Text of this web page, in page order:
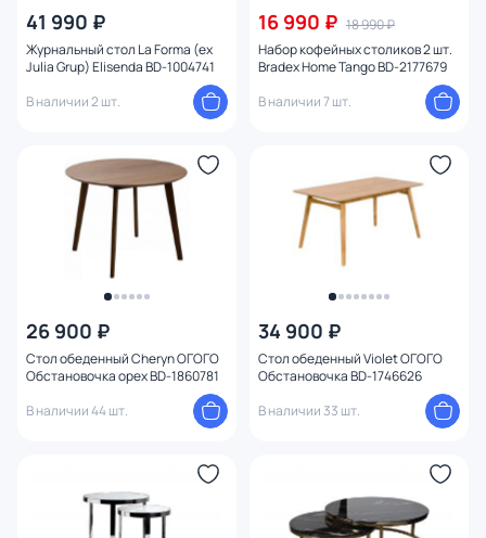
41 990 ₽
Журнальный стол La Forma (ex
Julia Grup) Elisenda BD-1004741
В наличии 2 шт.
16 990 ₽ 18 990 ₽
Набор кофейных столиков 2 шт.
Bradex Home Tango BD-2177679
В наличии 7 шт.
26 900 ₽
Стол обеденный Cheryn ОГОГО
Обстановочка орех BD-1860781
В наличии 44 шт.
34 900 ₽
Стол обеденный Violet ОГОГО
Обстановочка BD-1746626
В наличии 33 шт.